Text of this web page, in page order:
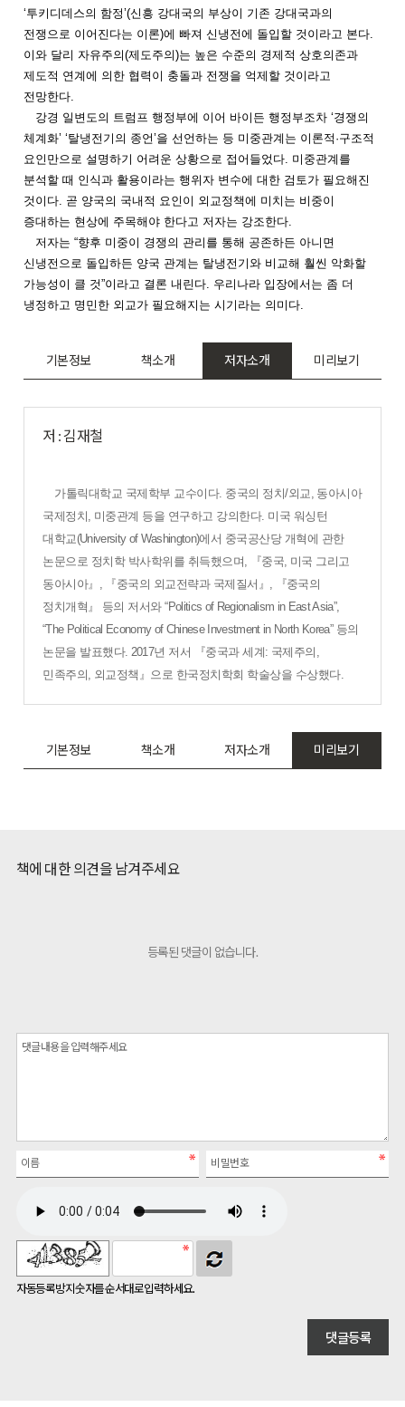
‘투키디데스의 함정’(신흥 강대국의 부상이 기존 강대국과의
전쟁으로 이어진다는 이론)에 빠져 신냉전에 돌입할 것이라고 본다.
이와 달리 자유주의(제도주의)는 높은 수준의 경제적 상호의존과
제도적 연계에 의한 협력이 충돌과 전쟁을 억제할 것이라고
전망한다.
강경 일변도의 트럼프 행정부에 이어 바이든 행정부조차‘경쟁의
체계화’ ‘탈냉전기의 종언’을 선언하는 등 미중관계는 이론적 ·구조적
요인만으로 설명하기 어려운 상황으로 접어들었다. 미중관계를
분석할 때 인식과 활용이라는 행위자 변수에 대한 검토가 필요해진
것이다. 곧 양국의 국내적 요인이 외교정책에 미치는 비중이
증대하는 현상에 주목해야 한다고 저자는 강조한다.
저자는“향후 미중이 경쟁의 관리를 통해 공존하든 아니면
신냉전으로 돌입하든 양국 관계는 탈냉전기와 비교해 훨씬 악화할
가능성이 클 것”이라고 결론 내린다. 우리나라 입장에서는 좀 더
냉정하고 명민한 외교가 필요해지는 시기라는 의미다.
기본정보 책소개 저자소개 미리보기
저 : 김재철
가톨릭대학교 국제학부 교수이다. 중국의 정치/외교, 동아시아
국제정치, 미중관계 등을 연구하고 강의한다. 미국 워싱턴
대학교(University of Washington)에서 중국공산당 개혁에 관한
논문으로 정치학 박사학위를 취득했으며, 『중국, 미국 그리고
동아시아』 , 『중국의 외교전략과 국제질서 』 , 『중국의
정치개혁 』 등의 저서와“Politics of Regionalism in East Asia”,
“The Political Economy of Chinese Investment in North Korea” 등의
논문을 발표했다. 2017년 저서 『중국과 세계: 국제주의 ,
민족주의, 외교정책 』 으로 한국정치학회 학술상을 수상했다.
기본정보 책소개 저자소개 미리보기
책에 대한 의견을 남겨주세요
등록된 댓글이 없습니다.
자동등록방지 숫자를 순서대로 입력하세요.